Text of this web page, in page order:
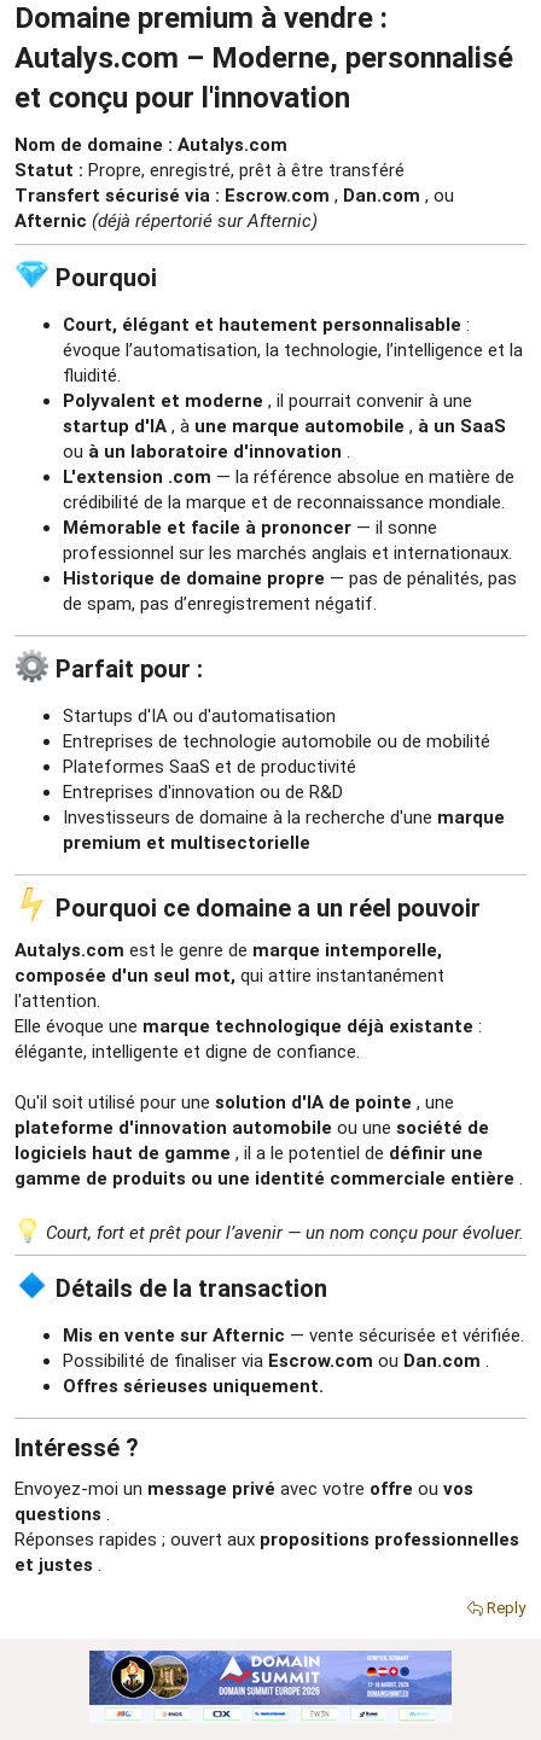
r
e
Domaine premium à vendre :
Autalys.com – Moderne, personnalisé
et conçu pour l'innovation​
Nom de domaine : Autalys.com
Statut : Propre, enregistré, prêt à être transféré
Transfert sécurisé via : Escrow.com , Dan.com , ou
Afternic (déjà répertorié sur Afternic)
Pourquoi​
Court, élégant et hautement personnalisable :
évoque l’automatisation, la technologie, l’intelligence et la
fluidité.
Polyvalent et moderne , il pourrait convenir à une
startup d'IA , à une marque automobile , à un SaaS
ou à un laboratoire d'innovation .
L'extension .com — la référence absolue en matière de
crédibilité de la marque et de reconnaissance mondiale.
Mémorable et facile à prononcer — il sonne
professionnel sur les marchés anglais et internationaux.
Historique de domaine propre — pas de pénalités, pas
de spam, pas d’enregistrement négatif.
Parfait pour :​
Startups d'IA ou d'automatisation
Entreprises de technologie automobile ou de mobilité
Plateformes SaaS et de productivité
Entreprises d'innovation ou de R&D
Investisseurs de domaine à la recherche d'une marque
premium et multisectorielle
Pourquoi ce domaine a un réel pouvoir​
Autalys.com est le genre de marque intemporelle,
composée d'un seul mot, qui attire instantanément
l'attention.
Elle évoque une marque technologique déjà existante :
élégante, intelligente et digne de confiance.
Qu'il soit utilisé pour une solution d'IA de pointe , une
plateforme d'innovation automobile ou une société de
logiciels haut de gamme , il a le potentiel de définir une
gamme de produits ou une identité commerciale entière
Court, fort et prêt pour l’avenir — un nom conçu pour évoluer.
Détails de la transaction​
Mis en vente sur Afternic — vente sécurisée et vérifiée.
Possibilité de finaliser via Escrow.com ou Dan.com .
Offres sérieuses uniquement.
Intéressé ?​
Envoyez-moi un message privé avec votre offre ou vos
questions .
Réponses rapides ; ouvert aux propositions professionnelles
et justes .
Reply